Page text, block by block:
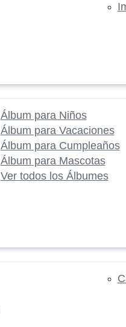
Álbum para Niños
Álbum para Vacaciones
Álbum para Cumpleaños
Álbum para Mascotas
Ver todos los Álbumes